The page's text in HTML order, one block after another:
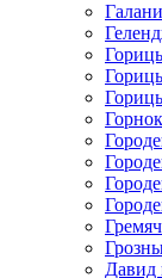
Давид